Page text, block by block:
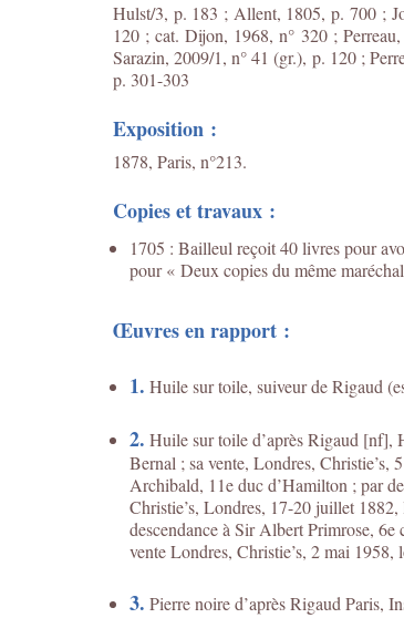
Hulst/3, p. 183 ; Allent, 1805, p. 700 ;
120 ; cat. Dijon, 1968, n° 320 ;
Sarazin, 2009/1, n° 41 (gr.), p. 120 ;
p. 301-303
Exposition :
1878, Paris, n°213.
Copies et travaux :
1705 : Bailleul reçoit 40 livres pour
pour « Deux copies du même
Œuvres en rapport :
1. Huile sur toile, suiveur de Rigaud
2. Huile sur toile d’après Rigaud
Bernal ; sa vente, Londres,
Archibald, 11e duc d’Hamilton ; par
Christie’s, Londres, 17-20 juillet
descendance à Sir Albert Primrose,
vente Londres, Christie’s, 2 mai
3. Pierre noire d’après Rigaud Paris,